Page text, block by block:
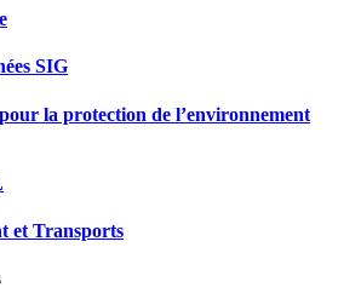
SIG
la protection de l’environnement
et Transports